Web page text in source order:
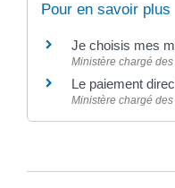
Pour en savoir plus
Je choisis mes
Ministère chargé
Le paiement
Ministère chargé